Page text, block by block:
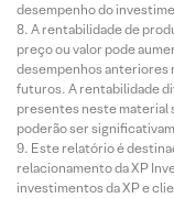
desempenho do
A rentabilidade de
preço ou valor pode
desempenhos anteriores
futuros. A rentabilidade
presentes neste material
poderão ser
Este relatório é
relacionamento da XP
investimentos da XP e